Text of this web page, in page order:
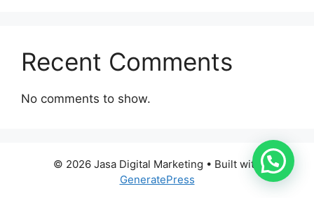
Recent Comments
No comments to show.
© 2026 Jasa Digital Marketing • Built with
GeneratePress